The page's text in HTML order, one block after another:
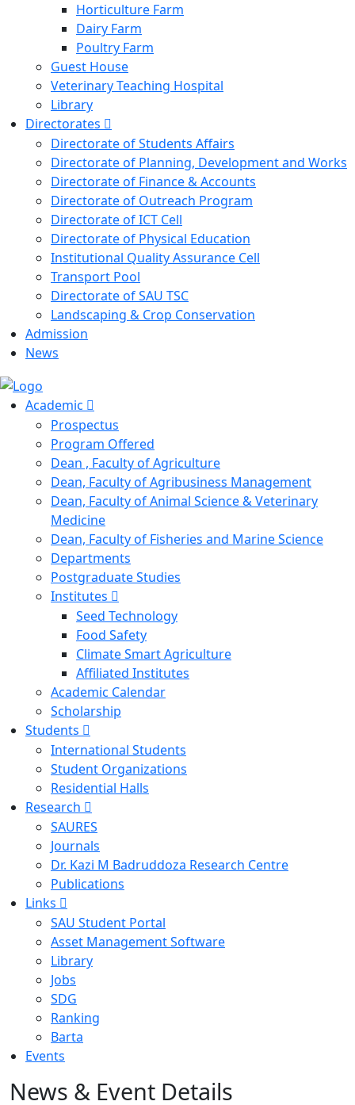
Horticulture Farm
Dairy Farm
Poultry Farm
Guest House
Veterinary Teaching Hospital
Library
Directorates
Directorate of Students Affairs
Directorate of Planning, Development and Works
Directorate of Finance & Accounts
Directorate of Outreach Program
Directorate of ICT Cell
Directorate of Physical Education
Institutional Quality Assurance Cell
Transport Pool
Directorate of SAU TSC
Landscaping & Crop Conservation
Admission
News
Academic
Prospectus
Program Offered
Dean , Faculty of Agriculture
Dean, Faculty of Agribusiness Management
Dean, Faculty of Animal Science & Veterinary
Medicine
Dean, Faculty of Fisheries and Marine Science
Departments
Postgraduate Studies
Institutes
Seed Technology
Food Safety
Climate Smart Agriculture
Affiliated Institutes
Academic Calendar
Scholarship
Students
International Students
Student Organizations
Residential Halls
Research
SAURES
Journals
Dr. Kazi M Badruddoza Research Centre
Publications
Links
SAU Student Portal
Asset Management Software
Library
Jobs
SDG
Ranking
Barta
Events
News & Event Details